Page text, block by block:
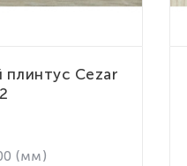
плинтус Cezar
(мм)